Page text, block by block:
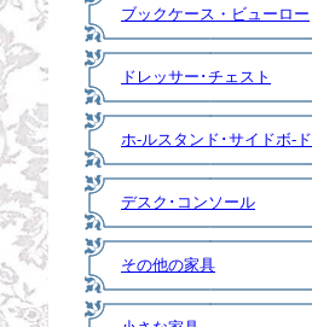
ブックケース・ビューロー
ドレッサー･チェスト
ホ-ルスタンド･サイドボ-ド
デスク･コンソール
その他の家具